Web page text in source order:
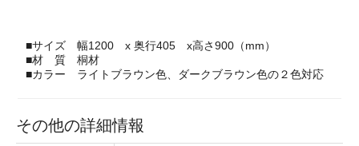
■サイズ 幅1200 x 奥行405 x高さ900（mm）
■材 質 桐材
■カラー ライトブラウン色、ダークブラウン色の２色対応
その他の詳細情報